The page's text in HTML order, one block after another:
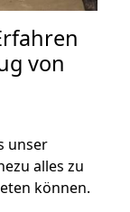
von
unser
alles zu
können.